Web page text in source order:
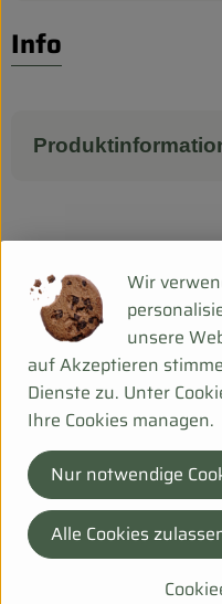
Biohof erleben
Pferdepension &
Info
Hersteller: bhv
Deutschland
Mehr Info
Bei Fragen helfen wir Dir
Hanfsack 50b,
99198 Ollendorf
036203 253534
info@biohof-scharf.de
Wir
unsere
auf Akzeptieren
Dienste zu. Unter
Ihre Cookies managen.
Nur notwendige
Alle Cookies